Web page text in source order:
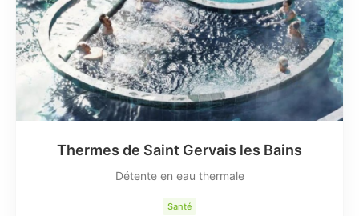
Thermes de Saint Gervais les Bains
Détente en eau thermale
Santé